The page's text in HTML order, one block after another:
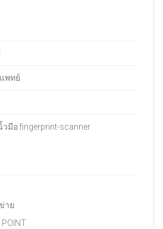
พทย์
มือ fingerprint-scanner
าย
POINT